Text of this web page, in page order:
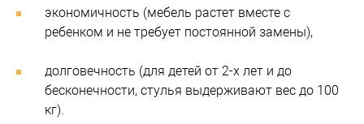
экономичность (мебель растет вместе с
ребенком и не требует постоянной замены),
долговечность (для детей от 2-х лет и до
бесконечности, стулья выдерживают вес до 100
кг).